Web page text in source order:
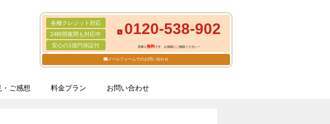
各種クレジット対応
24時間夜間も対応中
安心の1億円保証付
0120-538-902
見積り無料です。お気軽にご相談ください！
メールフォームでのお問い合わせ
・ご感想 料金プラン お問い合わせ